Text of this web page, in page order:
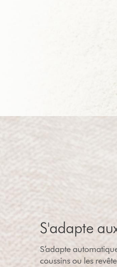
S'adapte
S’adapte
coussins ou les